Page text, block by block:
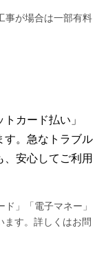
事が場合は一部有料
カード払い」
す。急なトラブル
安心してご利用
」「電子マネー」
ます。詳しくはお問